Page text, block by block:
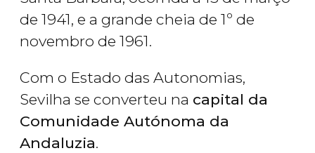
de 1941, e a grande cheia de 1º de
novembro de 1961.
Com o Estado das Autonomias,
Sevilha se converteu na capital da
Comunidade Autónoma da
Andaluzia.